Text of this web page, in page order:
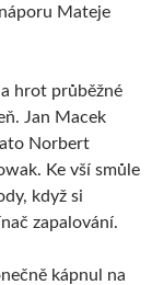
Mateje
hrot průběžné
Jan Macek
Norbert
Ke vší smůle
když si
zapalování.
kápnul na